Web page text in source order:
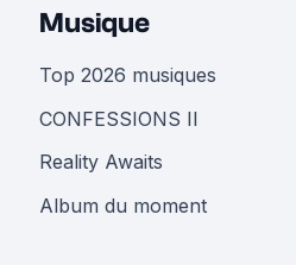
Musique
Top 2026 musiques
CONFESSIONS II
Reality Awaits
Album du moment